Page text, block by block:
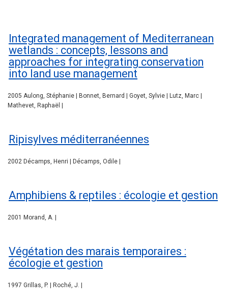
Integrated management of Mediterranean
wetlands : concepts, lessons and
approaches for integrating conservation
into land use management
2005 Aulong, Stéphanie | Bonnet, Bernard | Goyet, Sylvie | Lutz, Marc |
Mathevet, Raphaël |
Ripisylves méditerranéennes
2002 Décamps, Henri | Décamps, Odile |
Amphibiens & reptiles : écologie et gestion
2001 Morand, A. |
Végétation des marais temporaires :
écologie et gestion
1997 Grillas, P. | Roché, J. |